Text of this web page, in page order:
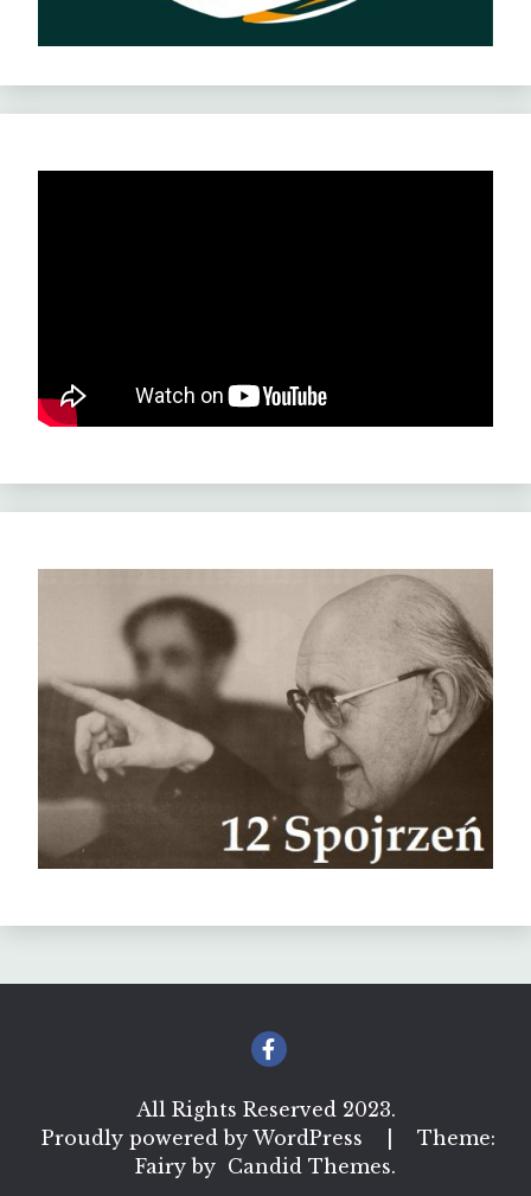
All Rights Reserved 2023.
Proudly powered by WordPress
Theme:
Fairy by Candid Themes.